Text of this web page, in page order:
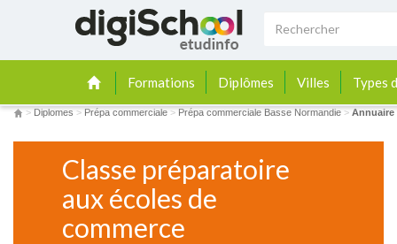
Formations Diplômes Villes Types
> Diplomes > Prépa commerciale > Prépa commerciale Basse Normandie > Annuaire
Classe préparatoire
aux écoles de
commerce